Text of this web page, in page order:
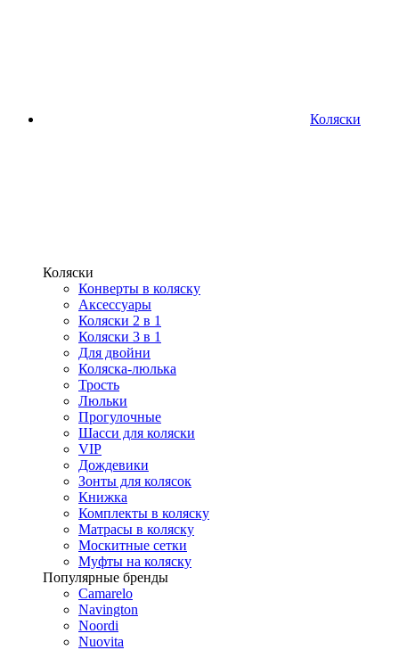
Коляски
Коляски
Конверты в коляску
Аксессуары
Коляски 2 в 1
Коляски 3 в 1
Для двойни
Коляска-люлька
Трость
Люльки
Прогулочные
Шасси для коляски
VIP
Дождевики
Зонты для колясок
Книжка
Комплекты в коляску
Матрасы в коляску
Москитные сетки
Муфты на коляску
Популярные бренды
Camarelo
Navington
Noordi
Nuovita